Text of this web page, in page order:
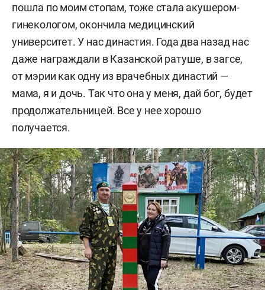
пошла по моим стопам, тоже стала акушером-
гинекологом, окончила медицинский
университет. У нас династия. Года два назад нас
даже награждали в Казанской ратуше, в загсе,
от мэрии как одну из врачебных династий —
мама, я и дочь. Так что она у меня, дай бог, будет
продолжательницей. Все у нее хорошо
получается.